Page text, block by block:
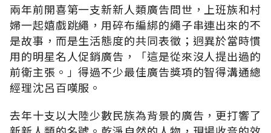
兩年前開喜第一支新新人類廣告問世，上班族和村
婦一起嬉戲跳繩，用碎布編綁的繩子串連出來的不
是故事，而是生活態度的共同表徵；迥異於當時慣
用的明星名人促銷廣告，「這是從來沒人提出過的
前衛主張。」得過不少最佳廣告獎項的智得溝通總
經理沈呂百嘆服。
去年十支以大陸少數民族為背景的廣告，更打響了